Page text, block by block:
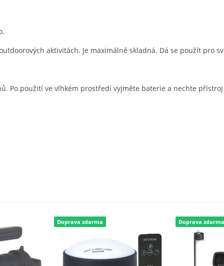
aktivitách. Je maximálně skladná. Dá se použít pro
Po použití ve vlhkém prostředí vyjměte baterie a nechte
Doprava zdarma Doprava zdarma